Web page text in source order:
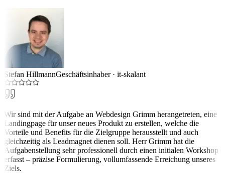
Stefan HillmannGeschäftsinhaber· it-skalant
Wir sind mit der Aufgabe an Webdesign Grimm herangetreten, eine
Landingpage für unser neues Produkt zu erstellen, welche die
Vorteile und Benefits für die Zielgruppe herausstellt und auch
gleichzeitig als Leadmagnet dienen soll. Herr Grimm hat die
Aufgabenstellung sehr professionell durch einen initialen Workshop
erfasst – präzise Formulierung, vollumfassende Erreichung unseres
Ziels.